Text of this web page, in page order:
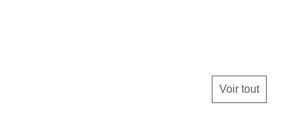
Voir tout